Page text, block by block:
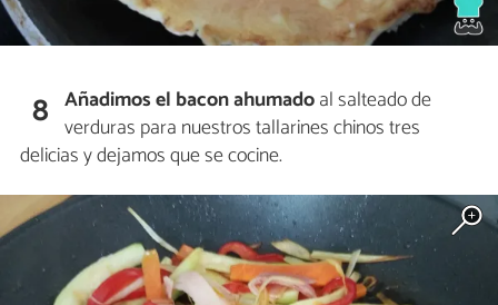
8 Añadimos el baconahumadoal salteado de
verduras para nuestros tallarines chinos tres
delicias y dejamos que se cocine.